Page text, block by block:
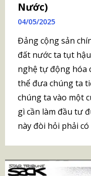
Nước)
04/05/2025
Đảng cộng sản
đất nước ta tụt
nghệ tự động hóa
thể đưa chúng ta
chúng ta vào một
gì cần làm đầu tư
này đòi hỏi phải